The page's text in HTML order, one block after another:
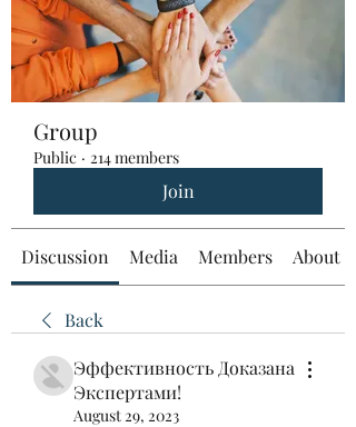
Group
Public · 214 members
Join
Discussion Media Members About
Back
Эффективность Доказана
Экспертами!
August 29, 2023